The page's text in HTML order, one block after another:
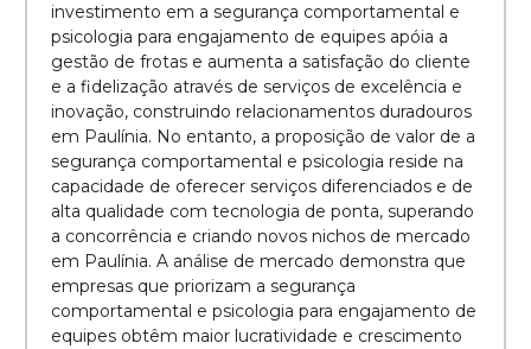
investimento em a segurança comportamental e
psicologia para engajamento de equipes apóia a
gestão de frotas e aumenta a satisfação do cliente
e a fidelização através de serviços de excelência e
inovação, construindo relacionamentos duradouros
em Paulínia. No entanto, a proposição de valor de a
segurança comportamental e psicologia reside na
capacidade de oferecer serviços diferenciados e de
alta qualidade com tecnologia de ponta, superando
a concorrência e criando novos nichos de mercado
em Paulínia. A análise de mercado demonstra que
empresas que priorizam a segurança
comportamental e psicologia para engajamento de
equipes obtêm maior lucratividade e crescimento